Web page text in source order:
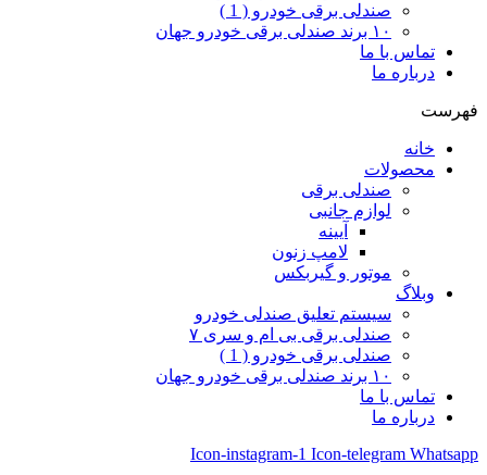
صندلی برقی خودرو ( 1 )
۱۰ برند صندلی برقی خودرو جهان
تماس با ما
درباره ما
فهرست
خانه
محصولات
صندلی برقی
لوازم جانبی
آیینه
لامپ زنون
موتور و گیربکس
وبلاگ
سیستم تعلیق صندلی خودرو
صندلی برقی بی ام و سری ۷
صندلی برقی خودرو ( 1 )
۱۰ برند صندلی برقی خودرو جهان
تماس با ما
درباره ما
Icon-instagram-1 Icon-telegram Whatsapp